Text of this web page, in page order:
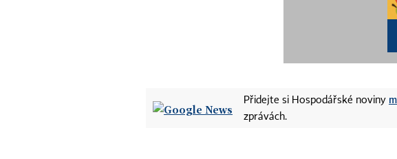
Přidejte si Hospodářské noviny
zprávách.